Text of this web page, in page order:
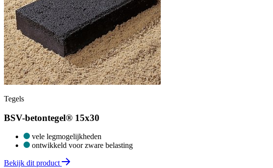
Tegels
BSV-betontegel® 15x30
vele legmogelijkheden
ontwikkeld voor zware belasting
Bekijk dit product